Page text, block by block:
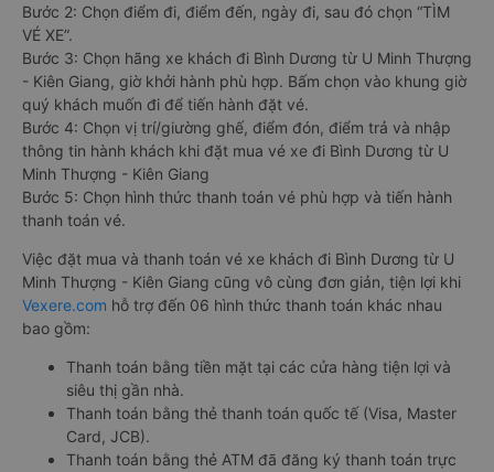
Bước 2: Chọn điểm đi, điểm đến, ngày đi, sau đó chọn “TÌM
VÉ XE”.
Bước 3: Chọn hãng xe khách đi Bình Dương từ U Minh Thượng
- Kiên Giang, giờ khởi hành phù hợp. Bấm chọn vào khung giờ
quý khách muốn đi để tiến hành đặt vé.
Bước 4: Chọn vị trí/giường ghế, điểm đón, điểm trả và nhập
thông tin hành khách khi đặt mua vé xe đi Bình Dương từ U
Minh Thượng - Kiên Giang
Bước 5: Chọn hình thức thanh toán vé phù hợp và tiến hành
thanh toán vé.
Việc đặt mua và thanh toán vé xe khách đi Bình Dương từ U
Minh Thượng - Kiên Giang cũng vô cùng đơn giản, tiện lợi khi
Vexere.com hỗ trợ đến 06 hình thức thanh toán khác nhau
bao gồm:
Thanh toán bằng tiền mặt tại các cửa hàng tiện lợi và
siêu thị gần nhà.
Thanh toán bằng thẻ thanh toán quốc tế (Visa, Master
Card, JCB).
Thanh toán bằng thẻ ATM đã đăng ký thanh toán trực